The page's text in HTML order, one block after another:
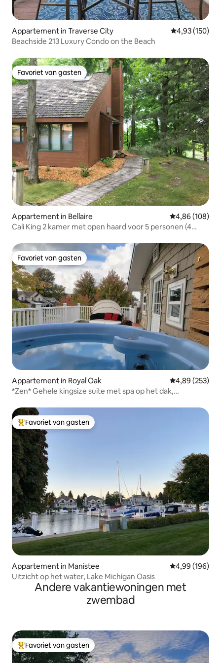
Appartement in Traverse City Gemiddelde
4,93 (150)
Beachside 213 Luxury Condo on the Beach
Favoriet van gasten
Favoriet van gasten
Appartement in Bellaire Gemiddelde
4,86 (108)
Cali King 2 kamer met open haard voor 5 personen (4
Favoriet van gasten
Favoriet van gasten
Appartement in Royal Oak Gemiddelde
4,89 (253)
*Zen* Gehele kingsize suite met spa op het dak,
Topfavoriet van gasten
Favoriet van gasten
Appartement in Manistee Gemiddelde
4,99 (196)
Uitzicht op het water, Lake Michigan Oasis
Andere vakantiewoningen met
zwembad
Topfavoriet van gasten
Favoriet van gasten